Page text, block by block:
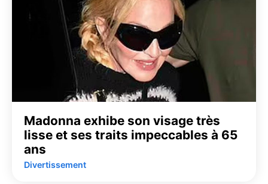
Madonna exhibe son visage très
lisse et ses traits impeccables à 65
ans
Divertissement